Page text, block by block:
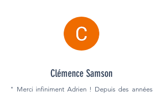
Clémence Samson
" Merci infiniment Adrien ! Depuis des années